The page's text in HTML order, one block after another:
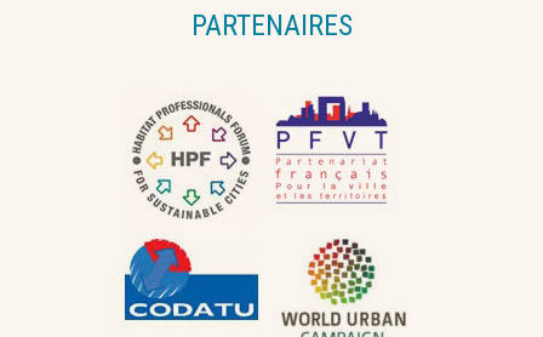
PARTENAIRES